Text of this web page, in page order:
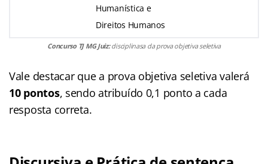
Humanística e
Direitos Humanos
Concurso TJ MG Juiz:disciplinasa da prova objetiva seletiva
Vale destacar que a prova objetiva seletiva valerá
10 pontos, sendo atribuído 0,1 ponto a cada
resposta correta.